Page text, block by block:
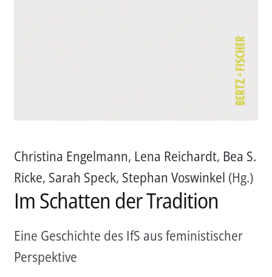
Christina Engelmann, Lena Reichardt, Bea S.
Ricke, Sarah Speck, Stephan Voswinkel (Hg.)
Im Schatten der Tradition
Eine Geschichte des IfS aus feministischer
Perspektive